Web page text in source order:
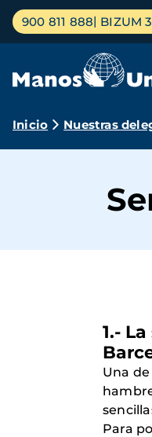
Pasar
contenido
Menú
principal
900 811 888 BIZUM
Ruta
Inicio Nuestras
1.-
Una
Para